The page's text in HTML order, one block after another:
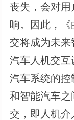
丧失，会对
响。因此，
交将成为未
汽车人机交
汽车系统的控
和智能汽车
交，即人机